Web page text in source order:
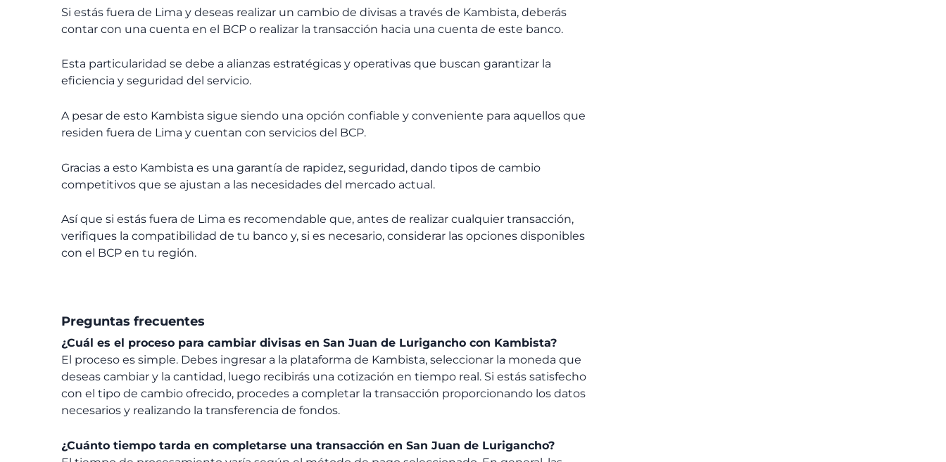
Si estás fuera de Lima y deseas realizar un cambio de divisas a través de Kambista, deberás
contar con una cuenta en el BCP o realizar la transacción hacia una cuenta de este banco.
Esta particularidad se debe a alianzas estratégicas y operativas que buscan garantizar la
eficiencia y seguridad del servicio.
A pesar de esto Kambista sigue siendo una opción confiable y conveniente para aquellos que
residen fuera de Lima y cuentan con servicios del BCP.
Gracias a esto Kambista es una garantía de rapidez, seguridad, dando tipos de cambio
competitivos que se ajustan a las necesidades del mercado actual.
Así que si estás fuera de Lima es recomendable que, antes de realizar cualquier transacción,
verifiques la compatibilidad de tu banco y, si es necesario, considerar las opciones disponibles
con el BCP en tu región.
Preguntas frecuentes
¿Cuál es el proceso para cambiar divisas en San Juan de Lurigancho con Kambista?
El proceso es simple. Debes ingresar a la plataforma de Kambista, seleccionar la moneda que
deseas cambiar y la cantidad, luego recibirás una cotización en tiempo real. Si estás satisfecho
con el tipo de cambio ofrecido, procedes a completar la transacción proporcionando los datos
necesarios y realizando la transferencia de fondos.
¿Cuánto tiempo tarda en completarse una transacción en San Juan de Lurigancho?